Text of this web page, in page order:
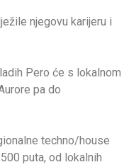
njegovu karijeru i
Pero će s lokalnom
pa do
techno/house
puta, od lokalnih